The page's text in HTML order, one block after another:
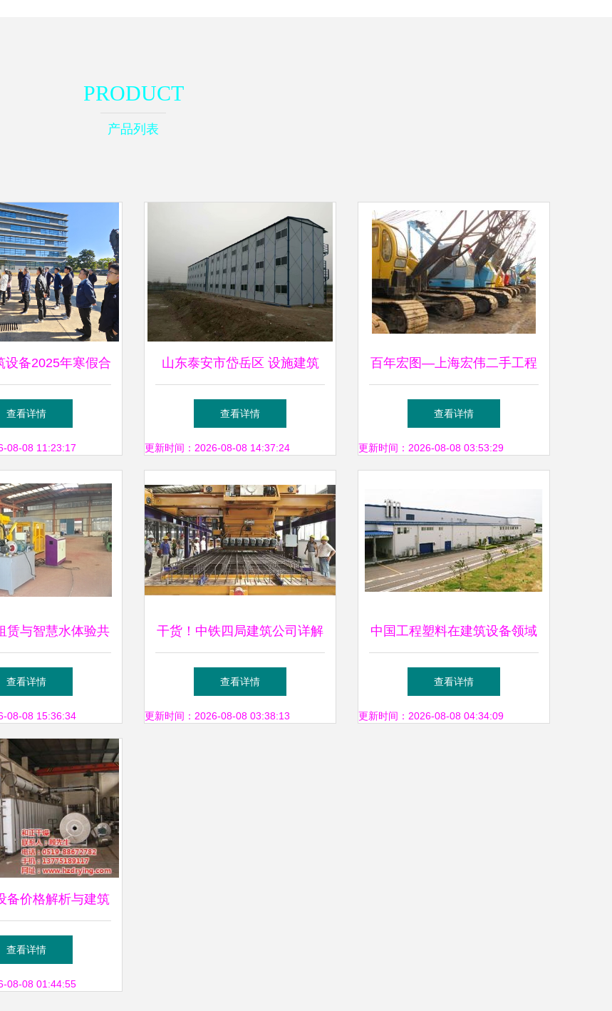
PRODUCT
产品列表
设备2025年寒假合
培训班在我院成功
建教育合作“脚手
架”
查看详情
08-08 11:23:17
山东泰安市岱岳区 设施建筑
新标杆，岩棉彩钢领跑防火与
保暖双效益
查看详情
更新时间：2026-08-08 14:37:24
百年宏图—上海宏伟二手工程
机械公司建筑设备租赁指南
查看详情
更新时间：2026-08-08 03:53:29
赁与智慧水体验共
未来建筑新生态
查看详情
08-08 15:36:34
干货！中铁四局建筑公司详解
装配式预制构件生产管理与脚
手架高效协同实践
查看详情
更新时间：2026-08-08 03:38:13
中国工程塑料在建筑设备领域
的创新应用与发展前景
查看详情
更新时间：2026-08-08 04:34:09
备价格解析与建筑
备行业对比
查看详情
08-08 01:44:55